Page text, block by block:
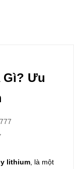
Ưu
lithium, là một